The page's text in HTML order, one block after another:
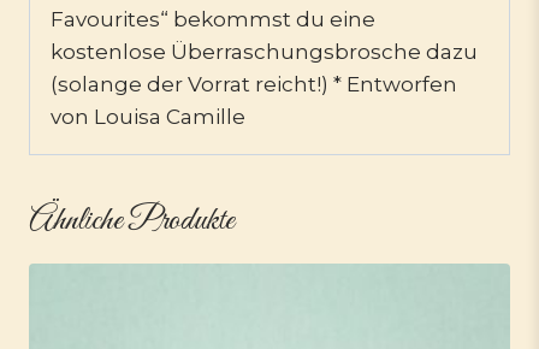
Favourites“ bekommst du eine
kostenlose Überraschungsbrosche dazu
(solange der Vorrat reicht!) * Entworfen
von Louisa Camille
Ähnliche Produkte